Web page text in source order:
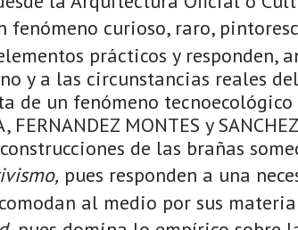
fenómeno curioso, raro,
prácticos y responden,
y a las circunstancias reales
de un fenómeno
MONTES y
de las brañas
pues responden a una
al medio por sus